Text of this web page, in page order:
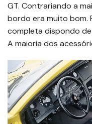
GT. Contrariando a
bordo era muito bom.
completa dispondo
A maioria dos